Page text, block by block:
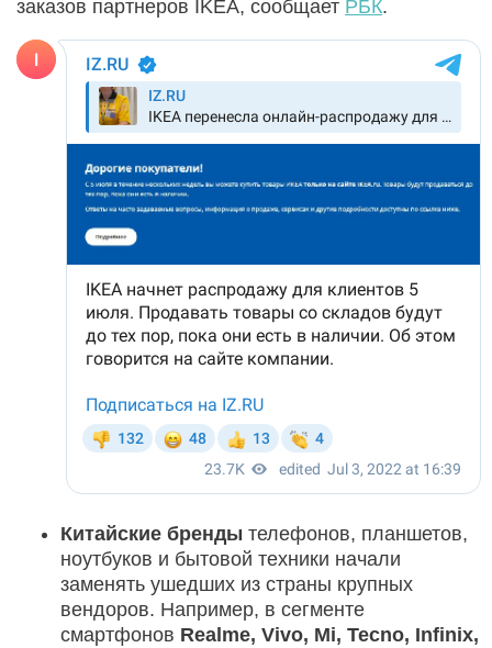
заказов партнеров IKEA, сообщает РБК.
Китайские бренды телефонов, планшетов,
ноутбуков и бытовой техники начали
заменять ушедших из страны крупных
вендоров. Например, в сегменте
смартфонов Realme, Vivo, Mi, Tecno, Infinix,